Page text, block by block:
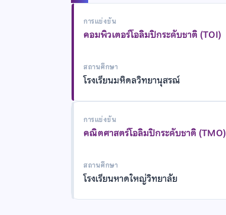
การแข่งขัน
คอมพิวเตอร์โอลิมปิกระดับชาติ (TOI)
สถานศึกษา
โรงเรียนมหิดลวิทยานุสรณ์
การแข่งขัน
คณิตศาสตร์โอลิมปิกระดับชาติ (TMO)
สถานศึกษา
โรงเรียนหาดใหญ่วิทยาลัย